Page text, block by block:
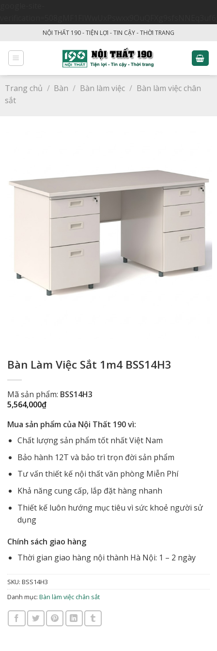
content
NỘI THẤT 190 - TIỆN LỢI - TIN CẬY - THỜI TRANG
Trang chủ / Bàn / Bàn làm việc / Bàn làm việc chân
sắt
Bàn Làm Việc Sắt 1m4 BSS14H3
Mã sản phẩm: BSS14H3
5,564,000₫
Mua sản phẩm của Nội Thất 190 vì:
Chất lượng sản phẩm tốt nhất Việt Nam
Bảo hành 12T và bảo trì trọn đời sản phẩm
Tư vấn thiết kế nội thất văn phòng Miễn Phí
Khả năng cung cấp, lắp đặt hàng nhanh
Thiết kế luôn hướng mục tiêu vì sức khoẻ người sử
dụng
Chính sách giao hàng
Thời gian giao hàng nội thành Hà Nội: 1 – 2 ngày
SKU: BSS14H3
Danh mục: Bàn làm việc chân sắt